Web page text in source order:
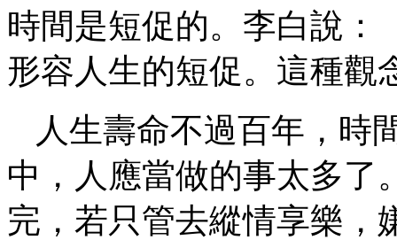
時間是短促的。李白說：
形容人生的短促。這種觀
人生壽命不過百年，時
中，人應當做的事太多了
完，若只管去縱情享樂，